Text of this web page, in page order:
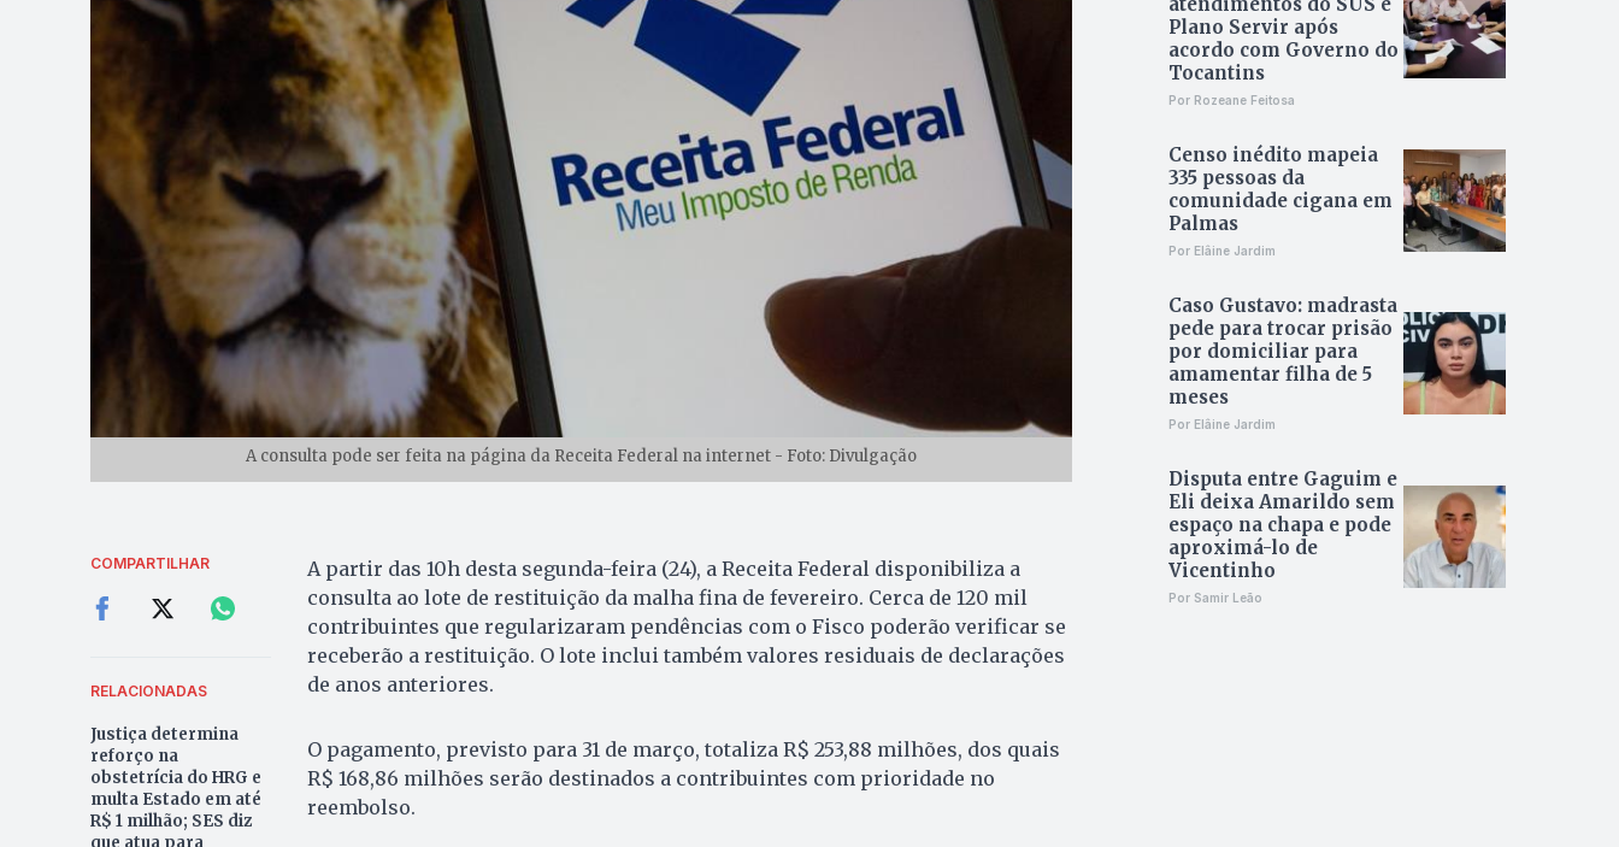
A consulta pode ser feita na página da Receita Federal na internet - Foto: Divulgação
COMPARTILHAR
RELACIONADAS
Justiça determina
reforço na
obstetrícia do HRG e
multa Estado em até
R$ 1 milhão; SES diz
que atua para
A partir das 10h desta segunda-feira (24), a Receita Federal disponibiliza a
consulta ao lote de restituição da malha fina de fevereiro. Cerca de 120 mil
contribuintes que regularizaram pendências com o Fisco poderão verificar se
receberão a restituição. O lote inclui também valores residuais de declarações
de anos anteriores.
O pagamento, previsto para 31 de março, totaliza R$ 253,88 milhões, dos quais
R$ 168,86 milhões serão destinados a contribuintes com prioridade no
reembolso.
Plano Servir após
acordo com Governo do
Tocantins
Por Rozeane Feitosa
Censo inédito mapeia
335 pessoas da
comunidade cigana em
Palmas
Por Elâine Jardim
Caso Gustavo: madrasta
pede para trocar prisão
por domiciliar para
amamentar filha de 5
meses
Por Elâine Jardim
Disputa entre Gaguim e
Eli deixa Amarildo sem
espaço na chapa e pode
aproximá-lo de
Vicentinho
Por Samir Leão